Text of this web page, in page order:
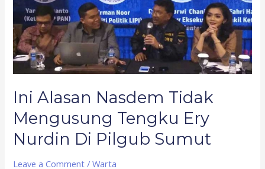
Ini Alasan Nasdem Tidak
Mengusung Tengku Ery
Nurdin Di Pilgub Sumut
Leave a Comment /Warta
Nurdin
Di
Pilgub
Sumut